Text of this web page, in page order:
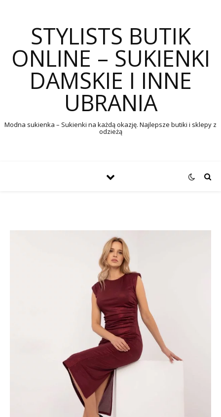
STYLISTS BUTIK
ONLINE – SUKIENKI
DAMSKIE I INNE
UBRANIA
Modna sukienka – Sukienki na każdą okazję. Najlepsze butiki i sklepy z
odzieżą